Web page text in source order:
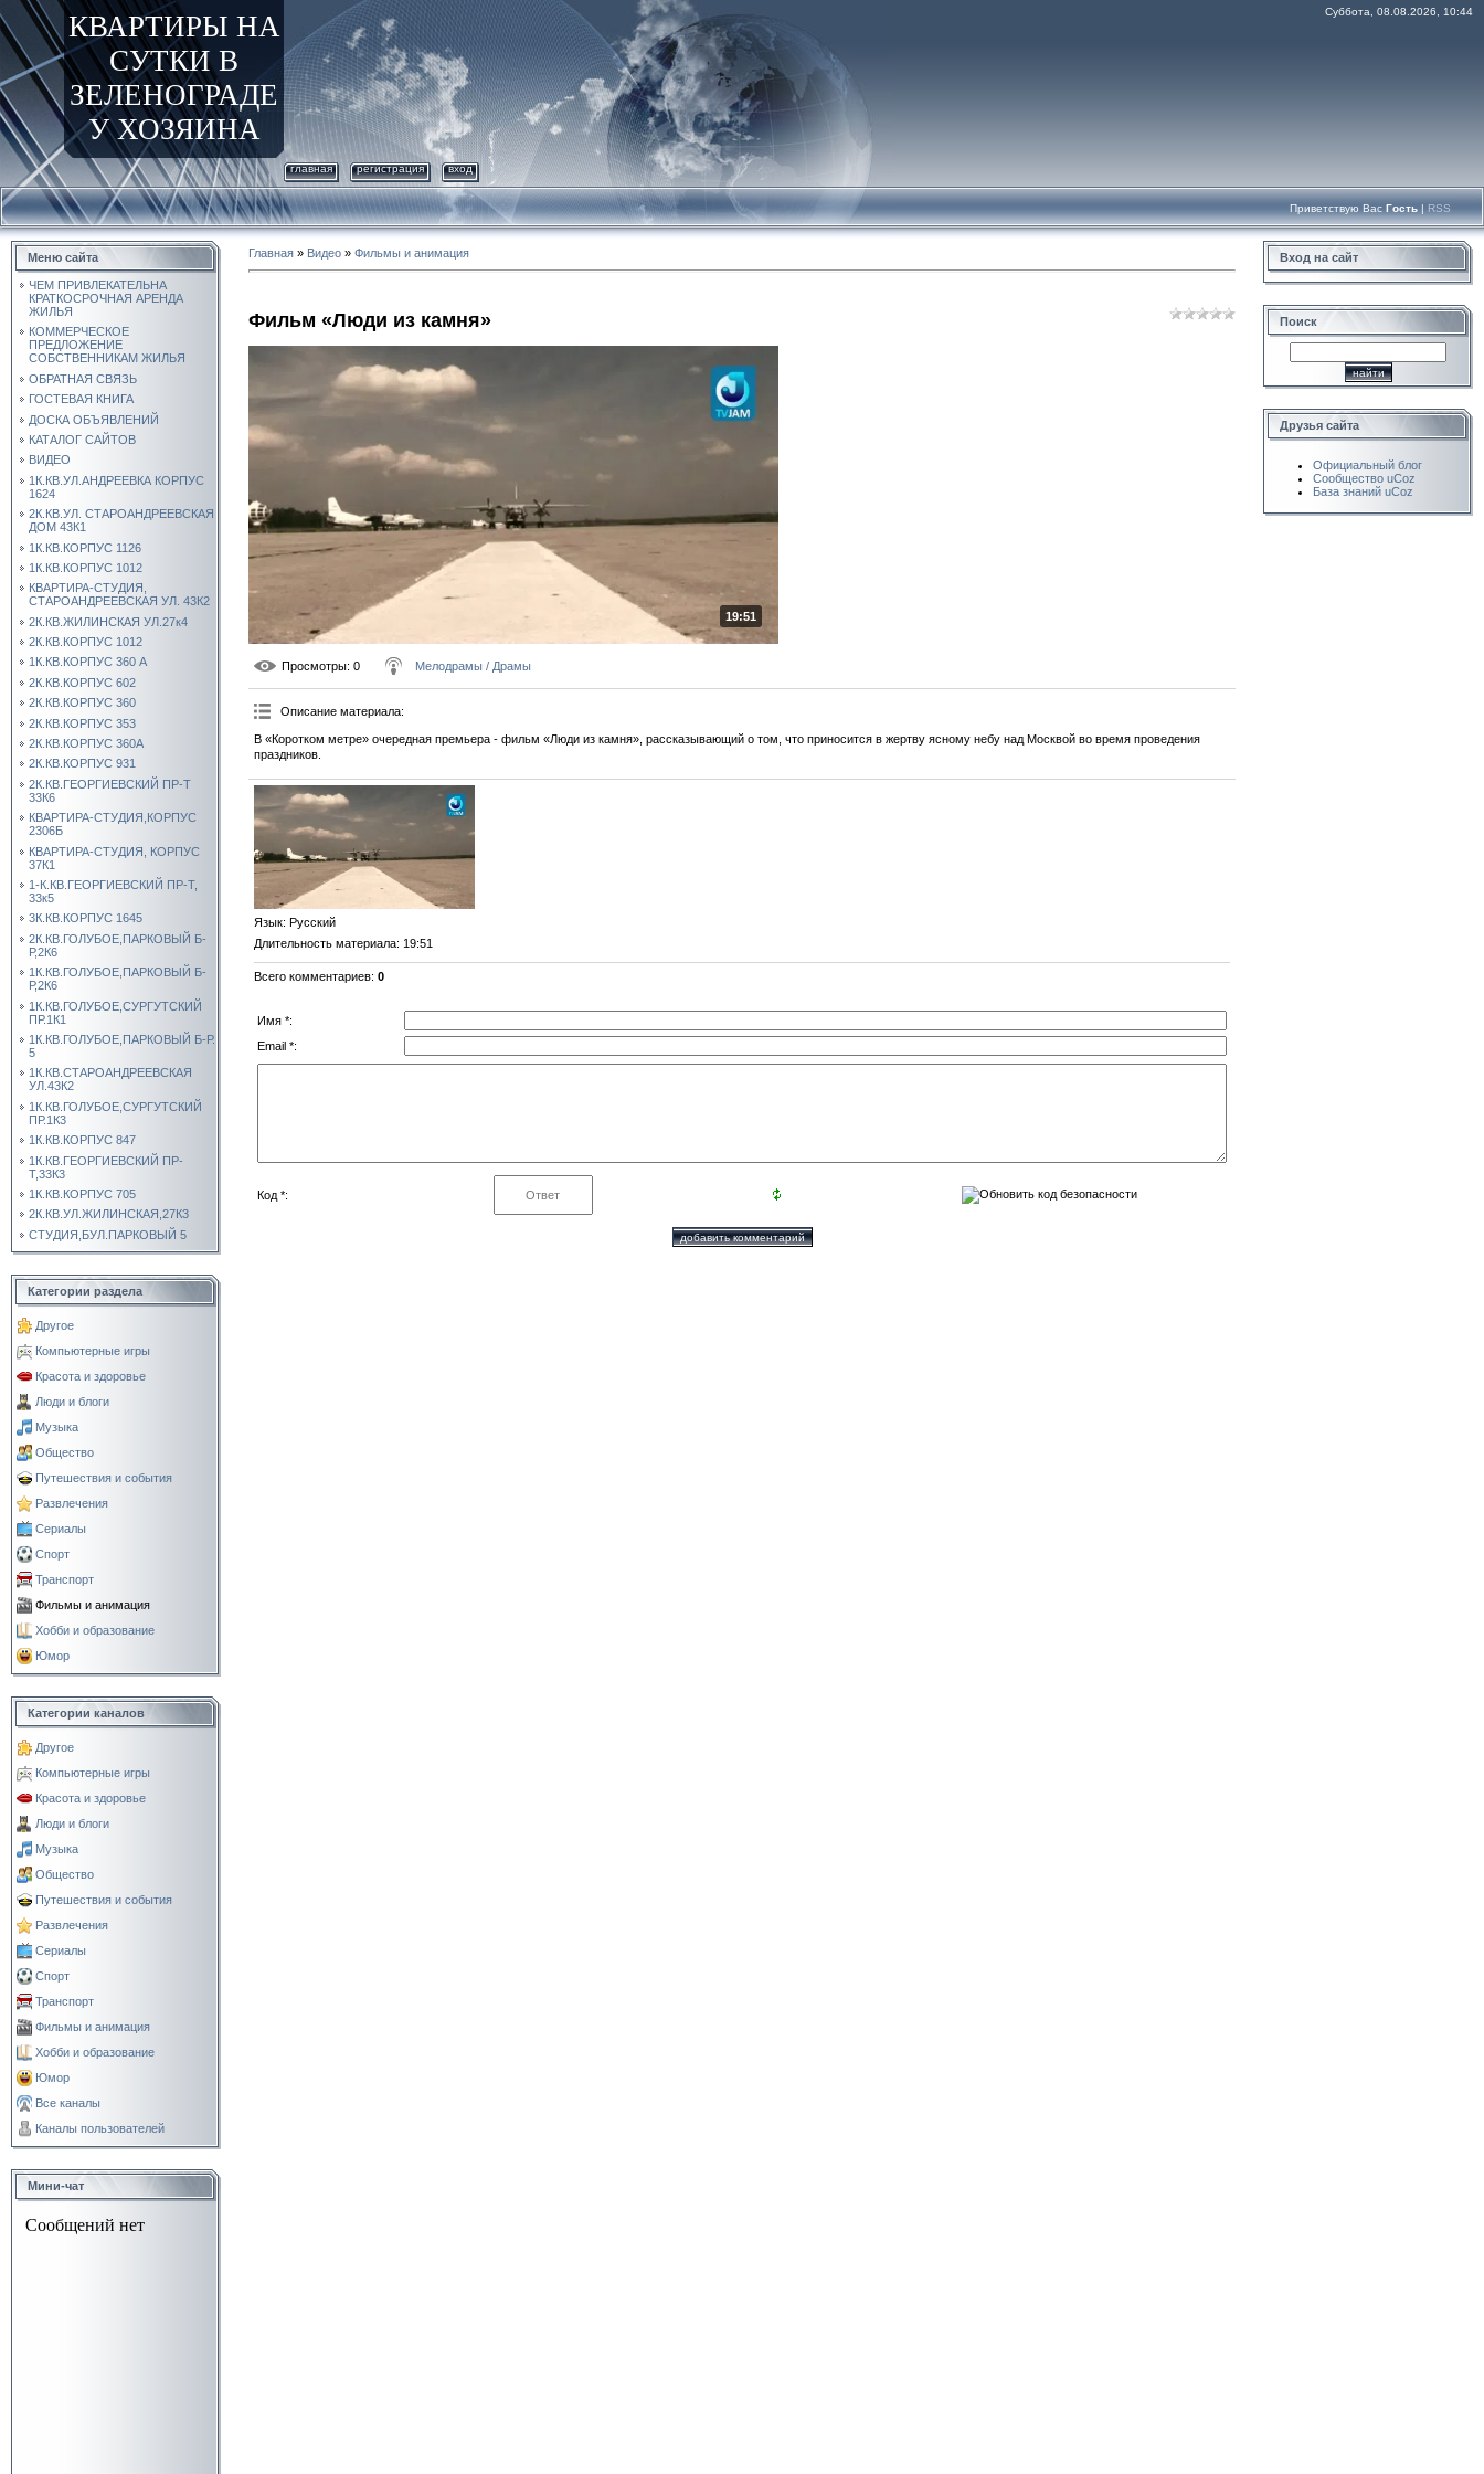
КВАРТИРЫ НА
СУТКИ В
ЗЕЛЕНОГРАДЕ
У ХОЗЯИНА
Суббота, 08.08.2026, 10:44
главная регистрация вход
Приветствую Вас Гость | RSS
Меню сайта
ЧЕМ ПРИВЛЕКАТЕЛЬНА
КРАТКОСРОЧНАЯ АРЕНДА
ЖИЛЬЯ
КОММЕРЧЕСКОЕ
ПРЕДЛОЖЕНИЕ
СОБСТВЕННИКАМ ЖИЛЬЯ
ОБРАТНАЯ СВЯЗЬ
ГОСТЕВАЯ КНИГА
ДОСКА ОБЪЯВЛЕНИЙ
КАТАЛОГ САЙТОВ
ВИДЕО
1К.КВ.УЛ.АНДРЕЕВКА КОРПУС
1624
2К.КВ.УЛ. СТАРОАНДРЕЕВСКАЯ
ДОМ 43К1
1К.КВ.КОРПУС 1126
1К.КВ.КОРПУС 1012
КВАРТИРА-СТУДИЯ,
СТАРОАНДРЕЕВСКАЯ УЛ. 43К2
2К.КВ.ЖИЛИНСКАЯ УЛ.27к4
2К.КВ.КОРПУС 1012
1К.КВ.КОРПУС 360 А
2К.КВ.КОРПУС 602
2К.КВ.КОРПУС 360
2К.КВ.КОРПУС 353
2К.КВ.КОРПУС 360А
2К.КВ.КОРПУС 931
2К.КВ.ГЕОРГИЕВСКИЙ ПР-Т
33К6
КВАРТИРА-СТУДИЯ,КОРПУС
2306Б
КВАРТИРА-СТУДИЯ, КОРПУС
37К1
1-К.КВ.ГЕОРГИЕВСКИЙ ПР-Т,
33к5
3К.КВ.КОРПУС 1645
2К.КВ.ГОЛУБОЕ,ПАРКОВЫЙ Б-
Р,2К6
1К.КВ.ГОЛУБОЕ,ПАРКОВЫЙ Б-
Р,2К6
1К.КВ.ГОЛУБОЕ,СУРГУТСКИЙ
ПР.1К1
1К.КВ.ГОЛУБОЕ,ПАРКОВЫЙ Б-Р.
5
1К.КВ.СТАРОАНДРЕЕВСКАЯ
УЛ.43К2
1К.КВ.ГОЛУБОЕ,СУРГУТСКИЙ
ПР.1К3
1К.КВ.КОРПУС 847
1К.КВ.ГЕОРГИЕВСКИЙ ПР-
Т,33К3
1К.КВ.КОРПУС 705
2К.КВ.УЛ.ЖИЛИНСКАЯ,27К3
СТУДИЯ,БУЛ.ПАРКОВЫЙ 5
Категории раздела
Другое
Компьютерные игры
Красота и здоровье
Люди и блоги
Музыка
Общество
Путешествия и события
Развлечения
Сериалы
Спорт
Транспорт
Фильмы и анимация
Хобби и образование
Юмор
Категории каналов
Другое
Компьютерные игры
Красота и здоровье
Люди и блоги
Музыка
Общество
Путешествия и события
Развлечения
Сериалы
Спорт
Транспорт
Фильмы и анимация
Хобби и образование
Юмор
Все каналы
Каналы пользователей
Мини-чат
Главная » Видео » Фильмы и анимация
Фильм «Люди из камня»
19:51
Просмотры: 0 Мелодрамы / Драмы
Описание материала:
В «Коротком метре» очередная премьера - фильм «Люди из камня», рассказывающий о том, что приносится в жертву ясному небу над Москвой во время проведения
праздников.
Язык: Русский
Длительность материала: 19:51
Всего комментариев: 0
Имя *:
Email *:
Код *:
Вход на сайт
Поиск
Друзья сайта
Официальный блог
Сообщество uCoz
База знаний uCoz